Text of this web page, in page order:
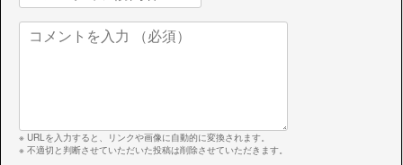
※ URLを入力すると、リンクや画像に自動的に変換されます。
※ 不適切と判断させていただいた投稿は削除させていただきます。